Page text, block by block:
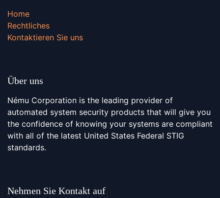
Home
Rechtliches
Kontaktieren Sie uns
Über uns
Nému Corporation is the leading provider of
automated system security products that will give you
the confidence of knowing your systems are compliant
with all of the latest United States Federal STIG
standards.
Nehmen Sie Kontakt auf